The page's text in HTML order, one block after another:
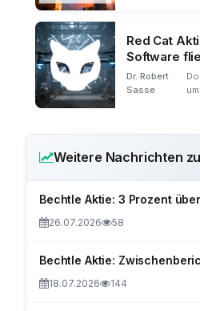
Red Cat
Software
unabhängig
Dr. Robert
Sasse
Weitere Nachrichten
Bechtle Aktie: 3 Prozent
26.07.2026 58
Bechtle Aktie:
18.07.2026 144